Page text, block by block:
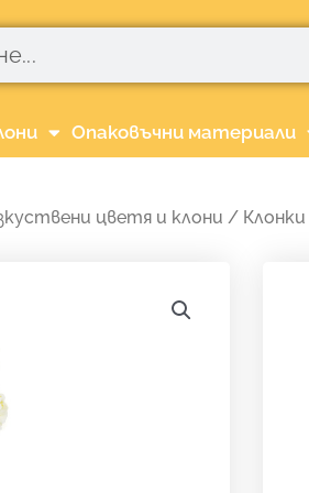
Опаковъчни материали
цветя и клони / Клонки